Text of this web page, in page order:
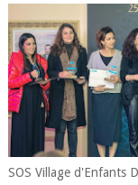
SOS Village d'Enfants